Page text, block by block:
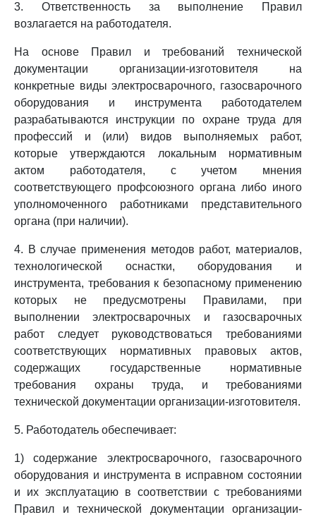
3. Ответственность за выполнение Правил
возлагается на работодателя.
На основе Правил и требований технической
документации организации-изготовителя на
конкретные виды электросварочного, газосварочного
оборудования и инструмента работодателем
разрабатываются инструкции по охране труда для
профессий и (или) видов выполняемых работ,
которые утверждаются локальным нормативным
актом работодателя, с учетом мнения
соответствующего профсоюзного органа либо иного
уполномоченного работниками представительного
органа (при наличии).
4. В случае применения методов работ, материалов,
технологической оснастки, оборудования и
инструмента, требования к безопасному применению
которых не предусмотрены Правилами, при
выполнении электросварочных и газосварочных
работ следует руководствоваться требованиями
соответствующих нормативных правовых актов,
содержащих государственные нормативные
требования охраны труда, и требованиями
технической документации организации-изготовителя.
5. Работодатель обеспечивает:
1) содержание электросварочного, газосварочного
оборудования и инструмента в исправном состоянии
и их эксплуатацию в соответствии с требованиями
Правил и технической документации организации-